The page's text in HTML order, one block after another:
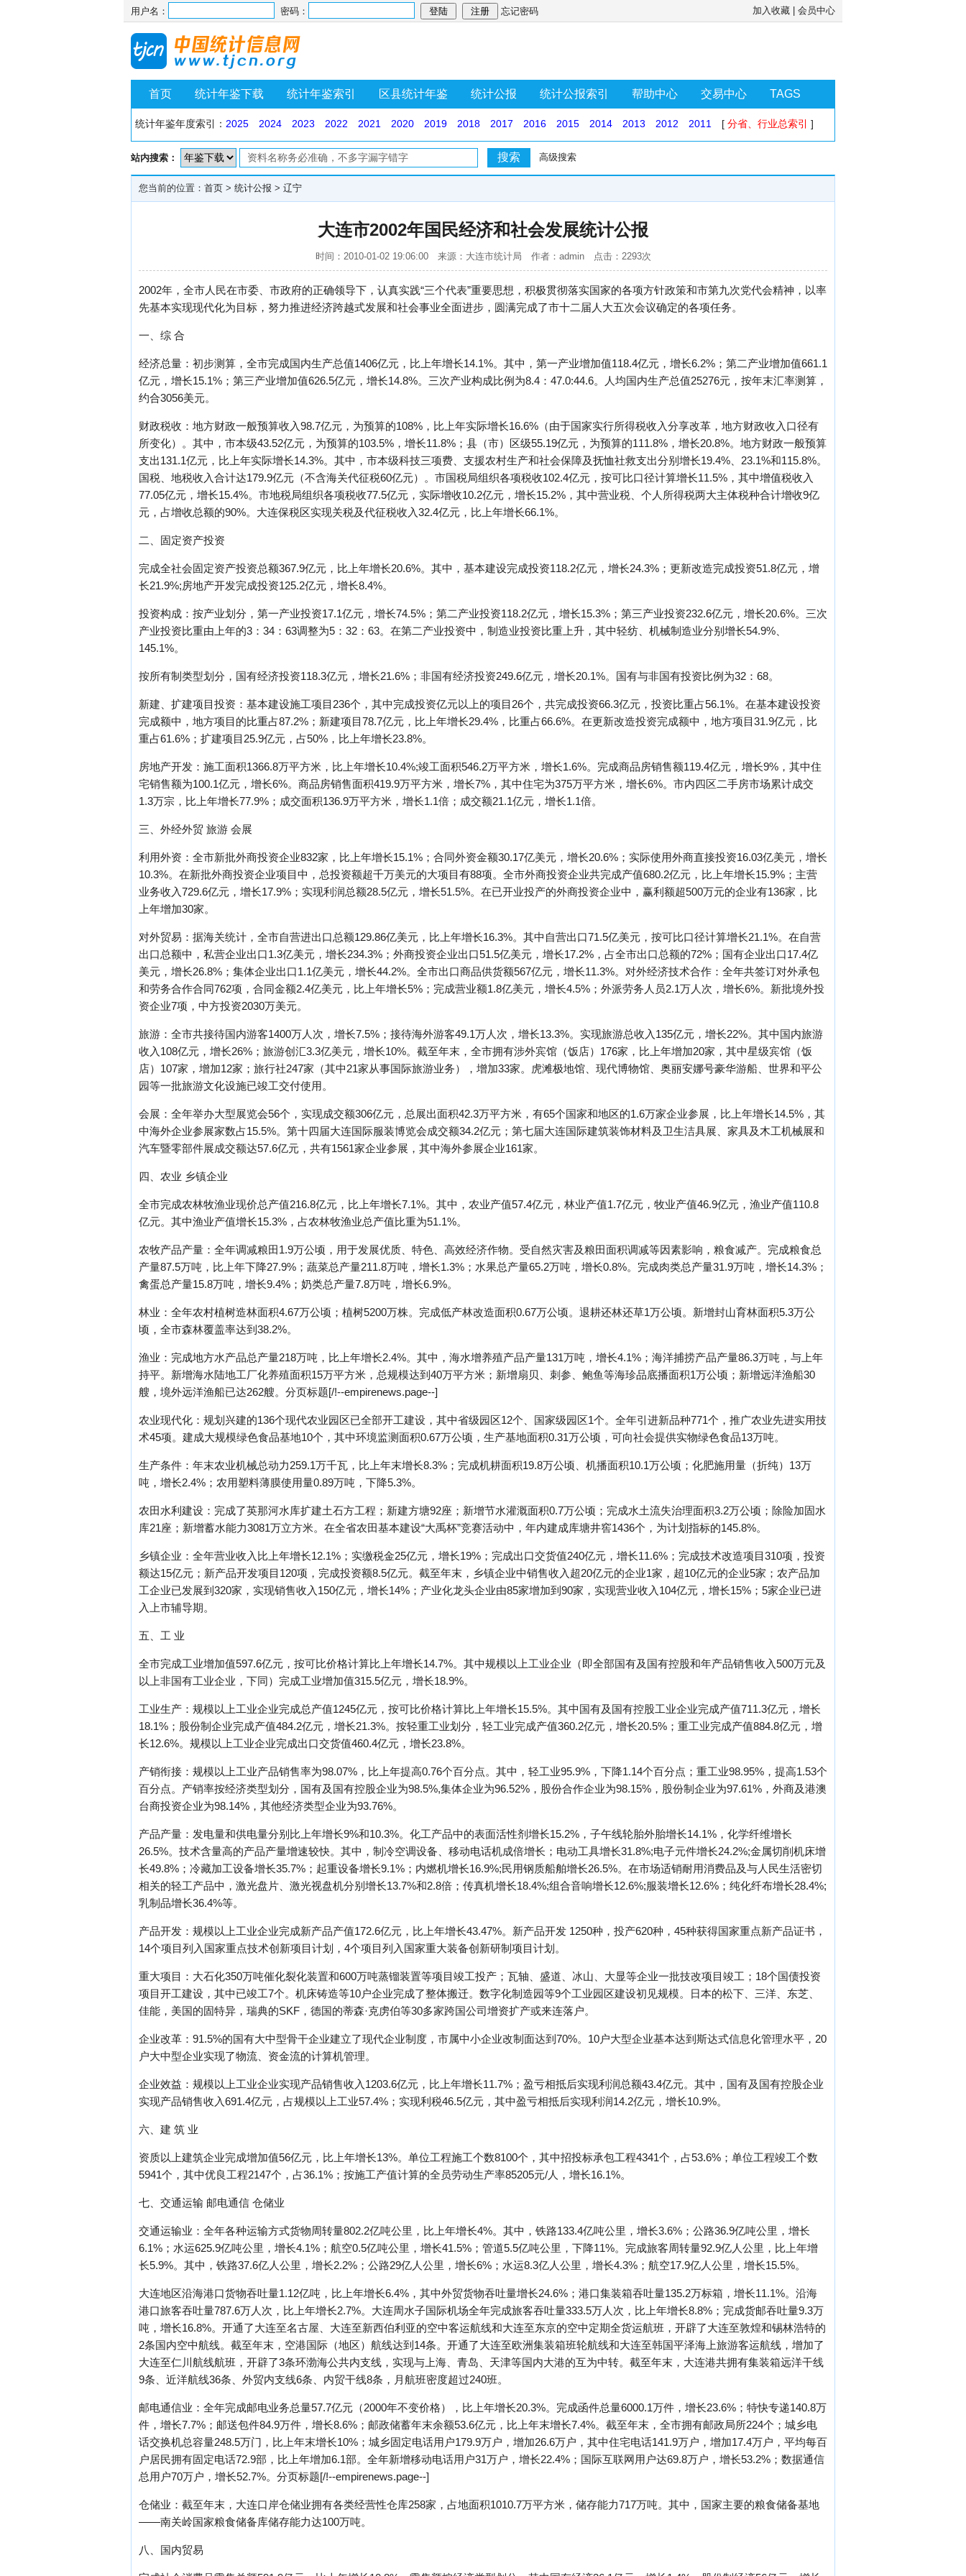
用户名： 密码： 忘记密码 加入收藏 会员中心
首页 统计年鉴下载 统计年鉴索引 区县统计年鉴 统计公报 统计公报索引 帮助中心 交易中心 TAGS
统计年鉴年度索引： 2025 2024 2023 2022 2021 2020 2019 2018 2017 2016 2015 2014 2013 2012 2011 [ 分省、行业总索引 ]
站内搜索： 高级搜索
您当前的位置： 首页 > 统计公报 > 辽宁
大连市2002年国民经济和社会发展统计公报
时间：2010-01-02 19:06:00 来源：大连市统计局 作者：admin 点击：2293次
2002年，全市人民在市委、市政府的正确领导下，认真实践“三个代表”重要思想，积极贯彻落实国家的各项方针政策和市第九次党代会精神，以率
先基本实现现代化为目标，努力推进经济跨越式发展和社会事业全面进步，圆满完成了市十二届人大五次会议确定的各项任务。
一、综 合
经济总量：初步测算，全市完成国内生产总值1406亿元，比上年增长14.1%。其中，第一产业增加值118.4亿元，增长6.2%；第二产业增加值661.1
亿元，增长15.1%；第三产业增加值626.5亿元，增长14.8%。三次产业构成比例为8.4：47.0:44.6。人均国内生产总值25276元，按年末汇率测算，
约合3056美元。
财政税收：地方财政一般预算收入98.7亿元，为预算的108%，比上年实际增长16.6%（由于国家实行所得税收入分享改革，地方财政收入口径有
所变化）。其中，市本级43.52亿元，为预算的103.5%，增长11.8%；县（市）区级55.19亿元，为预算的111.8%，增长20.8%。地方财政一般预算
支出131.1亿元，比上年实际增长14.3%。其中，市本级科技三项费、支援农村生产和社会保障及抚恤社救支出分别增长19.4%、23.1%和115.8%。
国税、地税收入合计达179.9亿元（不含海关代征税60亿元）。市国税局组织各项税收102.4亿元，按可比口径计算增长11.5%，其中增值税收入
77.05亿元，增长15.4%。市地税局组织各项税收77.5亿元，实际增收10.2亿元，增长15.2%，其中营业税、个人所得税两大主体税种合计增收9亿
元，占增收总额的90%。大连保税区实现关税及代征税收入32.4亿元，比上年增长66.1%。
二、固定资产投资
完成全社会固定资产投资总额367.9亿元，比上年增长20.6%。其中，基本建设完成投资118.2亿元，增长24.3%；更新改造完成投资51.8亿元，增
长21.9%;房地产开发完成投资125.2亿元，增长8.4%。
投资构成：按产业划分，第一产业投资17.1亿元，增长74.5%；第二产业投资118.2亿元，增长15.3%；第三产业投资232.6亿元，增长20.6%。三次
产业投资比重由上年的3：34：63调整为5：32：63。在第二产业投资中，制造业投资比重上升，其中轻纺、机械制造业分别增长54.9%、
145.1%。
按所有制类型划分，国有经济投资118.3亿元，增长21.6%；非国有经济投资249.6亿元，增长20.1%。国有与非国有投资比例为32：68。
新建、扩建项目投资：基本建设施工项目236个，其中完成投资亿元以上的项目26个，共完成投资66.3亿元，投资比重占56.1%。在基本建设投资
完成额中，地方项目的比重占87.2%；新建项目78.7亿元，比上年增长29.4%，比重占66.6%。在更新改造投资完成额中，地方项目31.9亿元，比
重占61.6%；扩建项目25.9亿元，占50%，比上年增长23.8%。
房地产开发：施工面积1366.8万平方米，比上年增长10.4%;竣工面积546.2万平方米，增长1.6%。完成商品房销售额119.4亿元，增长9%，其中住
宅销售额为100.1亿元，增长6%。商品房销售面积419.9万平方米，增长7%，其中住宅为375万平方米，增长6%。市内四区二手房市场累计成交
1.3万宗，比上年增长77.9%；成交面积136.9万平方米，增长1.1倍；成交额21.1亿元，增长1.1倍。
三、外经外贸 旅游 会展
利用外资：全市新批外商投资企业832家，比上年增长15.1%；合同外资金额30.17亿美元，增长20.6%；实际使用外商直接投资16.03亿美元，增长
10.3%。在新批外商投资企业项目中，总投资额超千万美元的大项目有88项。全市外商投资企业共完成产值680.2亿元，比上年增长15.9%；主营
业务收入729.6亿元，增长17.9%；实现利润总额28.5亿元，增长51.5%。在已开业投产的外商投资企业中，赢利额超500万元的企业有136家，比
上年增加30家。
对外贸易：据海关统计，全市自营进出口总额129.86亿美元，比上年增长16.3%。其中自营出口71.5亿美元，按可比口径计算增长21.1%。在自营
出口总额中，私营企业出口1.3亿美元，增长234.3%；外商投资企业出口51.5亿美元，增长17.2%，占全市出口总额的72%；国有企业出口17.4亿
美元，增长26.8%；集体企业出口1.1亿美元，增长44.2%。全市出口商品供货额567亿元，增长11.3%。对外经济技术合作：全年共签订对外承包
和劳务合作合同762项，合同金额2.4亿美元，比上年增长5%；完成营业额1.8亿美元，增长4.5%；外派劳务人员2.1万人次，增长6%。新批境外投
资企业7项，中方投资2030万美元。
旅游：全市共接待国内游客1400万人次，增长7.5%；接待海外游客49.1万人次，增长13.3%。实现旅游总收入135亿元，增长22%。其中国内旅游
收入108亿元，增长26%；旅游创汇3.3亿美元，增长10%。截至年末，全市拥有涉外宾馆（饭店）176家，比上年增加20家，其中星级宾馆（饭
店）107家，增加12家；旅行社247家（其中21家从事国际旅游业务），增加33家。虎滩极地馆、现代博物馆、奥丽安娜号豪华游船、世界和平公
园等一批旅游文化设施已竣工交付使用。
会展：全年举办大型展览会56个，实现成交额306亿元，总展出面积42.3万平方米，有65个国家和地区的1.6万家企业参展，比上年增长14.5%，其
中海外企业参展家数占15.5%。第十四届大连国际服装博览会成交额34.2亿元；第七届大连国际建筑装饰材料及卫生洁具展、家具及木工机械展和
汽车暨零部件展成交额达57.6亿元，共有1561家企业参展，其中海外参展企业161家。
四、农业 乡镇企业
全市完成农林牧渔业现价总产值216.8亿元，比上年增长7.1%。其中，农业产值57.4亿元，林业产值1.7亿元，牧业产值46.9亿元，渔业产值110.8
亿元。其中渔业产值增长15.3%，占农林牧渔业总产值比重为51.1%。
农牧产品产量：全年调减粮田1.9万公顷，用于发展优质、特色、高效经济作物。受自然灾害及粮田面积调减等因素影响，粮食减产。完成粮食总
产量87.5万吨，比上年下降27.9%；蔬菜总产量211.8万吨，增长1.3%；水果总产量65.2万吨，增长0.8%。完成肉类总产量31.9万吨，增长14.3%；
禽蛋总产量15.8万吨，增长9.4%；奶类总产量7.8万吨，增长6.9%。
林业：全年农村植树造林面积4.67万公顷；植树5200万株。完成低产林改造面积0.67万公顷。退耕还林还草1万公顷。新增封山育林面积5.3万公
顷，全市森林覆盖率达到38.2%。
渔业：完成地方水产品总产量218万吨，比上年增长2.4%。其中，海水增养殖产品产量131万吨，增长4.1%；海洋捕捞产品产量86.3万吨，与上年
持平。新增海水陆地工厂化养殖面积15万平方米，总规模达到40万平方米；新增扇贝、刺参、鲍鱼等海珍品底播面积1万公顷；新增远洋渔船30
艘，境外远洋渔船已达262艘。分页标题[/!--empirenews.page--]
农业现代化：规划兴建的136个现代农业园区已全部开工建设，其中省级园区12个、国家级园区1个。全年引进新品种771个，推广农业先进实用技
术45项。建成大规模绿色食品基地10个，其中环境监测面积0.67万公顷，生产基地面积0.31万公顷，可向社会提供实物绿色食品13万吨。
生产条件：年末农业机械总动力259.1万千瓦，比上年末增长8.3%；完成机耕面积19.8万公顷、机播面积10.1万公顷；化肥施用量（折纯）13万
吨，增长2.4%；农用塑料薄膜使用量0.89万吨，下降5.3%。
农田水利建设：完成了英那河水库扩建土石方工程；新建方塘92座；新增节水灌溉面积0.7万公顷；完成水土流失治理面积3.2万公顷；除险加固水
库21座；新增蓄水能力3081万立方米。在全省农田基本建设“大禹杯”竞赛活动中，年内建成库塘井窖1436个，为计划指标的145.8%。
乡镇企业：全年营业收入比上年增长12.1%；实缴税金25亿元，增长19%；完成出口交货值240亿元，增长11.6%；完成技术改造项目310项，投资
额达15亿元；新产品开发项目120项，完成投资额8.5亿元。截至年末，乡镇企业中销售收入超20亿元的企业1家，超10亿元的企业5家；农产品加
工企业已发展到320家，实现销售收入150亿元，增长14%；产业化龙头企业由85家增加到90家，实现营业收入104亿元，增长15%；5家企业已进
入上市辅导期。
五、工 业
全市完成工业增加值597.6亿元，按可比价格计算比上年增长14.7%。其中规模以上工业企业（即全部国有及国有控股和年产品销售收入500万元及
以上非国有工业企业，下同）完成工业增加值315.5亿元，增长18.9%。
工业生产：规模以上工业企业完成总产值1245亿元，按可比价格计算比上年增长15.5%。其中国有及国有控股工业企业完成产值711.3亿元，增长
18.1%；股份制企业完成产值484.2亿元，增长21.3%。按轻重工业划分，轻工业完成产值360.2亿元，增长20.5%；重工业完成产值884.8亿元，增
长12.6%。规模以上工业企业完成出口交货值460.4亿元，增长23.8%。
产销衔接：规模以上工业产品销售率为98.07%，比上年提高0.76个百分点。其中，轻工业95.9%，下降1.14个百分点；重工业98.95%，提高1.53个
百分点。产销率按经济类型划分，国有及国有控股企业为98.5%,集体企业为96.52%，股份合作企业为98.15%，股份制企业为97.61%，外商及港澳
台商投资企业为98.14%，其他经济类型企业为93.76%。
产品产量：发电量和供电量分别比上年增长9%和10.3%。化工产品中的表面活性剂增长15.2%，子午线轮胎外胎增长14.1%，化学纤维增长
26.5%。技术含量高的产品产量增速较快。其中，制冷空调设备、移动电话机成倍增长；电动工具增长31.8%;电子元件增长24.2%;金属切削机床增
长49.8%；冷藏加工设备增长35.7%；起重设备增长9.1%；内燃机增长16.9%;民用钢质船舶增长26.5%。在市场适销耐用消费品及与人民生活密切
相关的轻工产品中，激光盘片、激光视盘机分别增长13.7%和2.8倍；传真机增长18.4%;组合音响增长12.6%;服装增长12.6%；纯化纤布增长28.4%;
乳制品增长36.4%等。
产品开发：规模以上工业企业完成新产品产值172.6亿元，比上年增长43.47%。新产品开发 1250种，投产620种，45种获得国家重点新产品证书，
14个项目列入国家重点技术创新项目计划，4个项目列入国家重大装备创新研制项目计划。
重大项目：大石化350万吨催化裂化装置和600万吨蒸镏装置等项目竣工投产；瓦轴、盛道、冰山、大显等企业一批技改项目竣工；18个国债投资
项目开工建设，其中已竣工7个。机床铸造等10户企业完成了整体搬迁。数字化制造园等9个工业园区建设初见规模。日本的松下、三洋、东芝、
佳能，美国的固特异，瑞典的SKF，德国的蒂森·克虏伯等30多家跨国公司增资扩产或来连落户。
企业改革：91.5%的国有大中型骨干企业建立了现代企业制度，市属中小企业改制面达到70%。10户大型企业基本达到斯达式信息化管理水平，20
户大中型企业实现了物流、资金流的计算机管理。
企业效益：规模以上工业企业实现产品销售收入1203.6亿元，比上年增长11.7%；盈亏相抵后实现利润总额43.4亿元。其中，国有及国有控股企业
实现产品销售收入691.4亿元，占规模以上工业57.4%；实现利税46.5亿元，其中盈亏相抵后实现利润14.2亿元，增长10.9%。
六、建 筑 业
资质以上建筑企业完成增加值56亿元，比上年增长13%。单位工程施工个数8100个，其中招投标承包工程4341个，占53.6%；单位工程竣工个数
5941个，其中优良工程2147个，占36.1%；按施工产值计算的全员劳动生产率85205元/人，增长16.1%。
七、交通运输 邮电通信 仓储业
交通运输业：全年各种运输方式货物周转量802.2亿吨公里，比上年增长4%。其中，铁路133.4亿吨公里，增长3.6%；公路36.9亿吨公里，增长
6.1%；水运625.9亿吨公里，增长4.1%；航空0.5亿吨公里，增长41.5%；管道5.5亿吨公里，下降11%。完成旅客周转量92.9亿人公里，比上年增
长5.9%。其中，铁路37.6亿人公里，增长2.2%；公路29亿人公里，增长6%；水运8.3亿人公里，增长4.3%；航空17.9亿人公里，增长15.5%。
大连地区沿海港口货物吞吐量1.12亿吨，比上年增长6.4%，其中外贸货物吞吐量增长24.6%；港口集装箱吞吐量135.2万标箱，增长11.1%。沿海
港口旅客吞吐量787.6万人次，比上年增长2.7%。大连周水子国际机场全年完成旅客吞吐量333.5万人次，比上年增长8.8%；完成货邮吞吐量9.3万
吨，增长16.8%。开通了大连至名古屋、大连至新西伯利亚的空中客运航线和大连至东京的空中定期全货运航班，开辟了大连至敦煌和锡林浩特的
2条国内空中航线。截至年末，空港国际（地区）航线达到14条。开通了大连至欧洲集装箱班轮航线和大连至韩国平泽海上旅游客运航线，增加了
大连至仁川航线航班，开辟了3条环渤海公共内支线，实现与上海、青岛、天津等国内大港的互为中转。截至年末，大连港共拥有集装箱远洋干线
9条、近洋航线36条、外贸内支线6条、内贸干线8条，月航班密度超过240班。
邮电通信业：全年完成邮电业务总量57.7亿元（2000年不变价格），比上年增长20.3%。完成函件总量6000.1万件，增长23.6%；特快专递140.8万
件，增长7.7%；邮送包件84.9万件，增长8.6%；邮政储蓄年末余额53.6亿元，比上年末增长7.4%。截至年末，全市拥有邮政局所224个；城乡电
话交换机总容量248.5万门，比上年末增长10%；城乡固定电话用户179.9万户，增加26.6万户，其中住宅电话141.9万户，增加17.4万户，平均每百
户居民拥有固定电话72.9部，比上年增加6.1部。全年新增移动电话用户31万户，增长22.4%；国际互联网用户达69.8万户，增长53.2%；数据通信
总用户70万户，增长52.7%。分页标题[/!--empirenews.page--]
仓储业：截至年末，大连口岸仓储业拥有各类经营性仓库258家，占地面积1010.7万平方米，储存能力717万吨。其中，国家主要的粮食储备基地
——南关岭国家粮食储备库储存能力达100万吨。
八、国内贸易